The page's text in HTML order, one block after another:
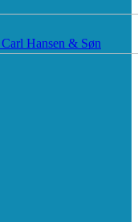
Hansen & Søn